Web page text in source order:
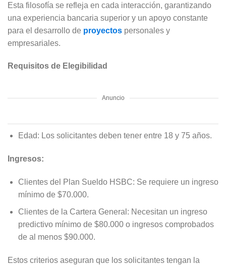
Esta filosofía se refleja en cada interacción, garantizando
una experiencia bancaria superior y un apoyo constante
para el desarrollo de proyectos personales y
empresariales.
Requisitos de Elegibilidad
Anuncio
Edad: Los solicitantes deben tener entre 18 y 75 años.
Ingresos:
Clientes del Plan Sueldo HSBC: Se requiere un ingreso
mínimo de $70.000.
Clientes de la Cartera General: Necesitan un ingreso
predictivo mínimo de $80.000 o ingresos comprobados
de al menos $90.000.
Estos criterios aseguran que los solicitantes tengan la